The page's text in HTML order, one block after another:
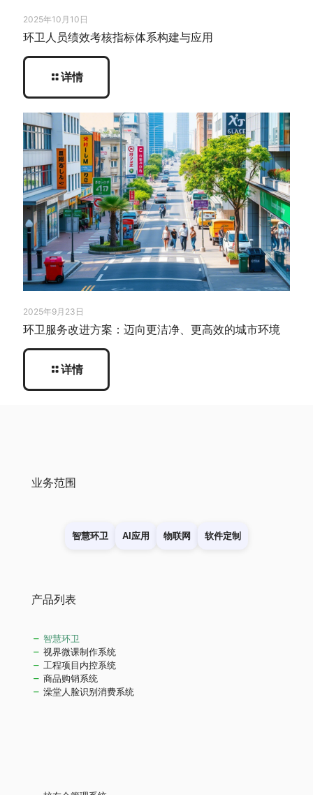
2025年10月10日
环卫人员绩效考核指标体系构建与应用
详情
2025年9月23日
环卫服务改进方案：迈向更洁净、更高效的城市环境
详情
业务范围
智慧环卫 AI应用 物联网 软件定制
产品列表
智慧环卫
视界微课制作系统
工程项目内控系统
商品购销系统
澡堂人脸识别消费系统